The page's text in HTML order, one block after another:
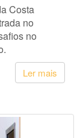
Costa
no
no
Ler mais